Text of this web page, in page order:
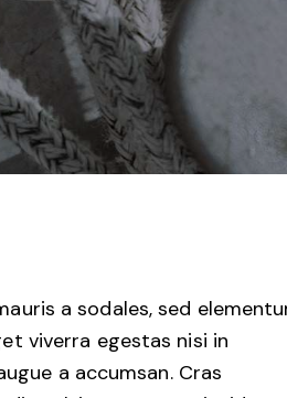
a sodales, sed
viverra egestas nisi in
a accumsan. Cras